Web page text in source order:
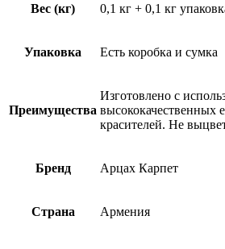
Вес (кг) 0,1 кг + 0,1 кг
Упаковка Есть коробка и сумка
Преимущества
Изготовлено с
высококачественных
красителей. Не
Бренд Арцах Карпет
Страна Армения